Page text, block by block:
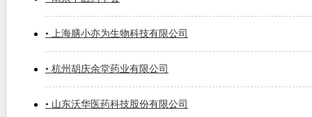
• 上海膳小亦为生物科技有限公司
• 杭州胡庆余堂药业有限公司
• 山东沃华医药科技股份有限公司